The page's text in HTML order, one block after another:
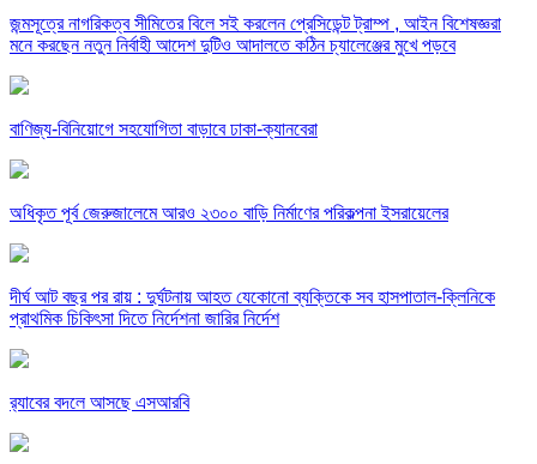
জন্মসূত্রে নাগরিকত্ব সীমিতের বিলে সই করলেন প্রেসিডেন্ট ট্রাম্প , আইন বিশেষজ্ঞরা
মনে করছেন নতুন নির্বাহী আদেশ দুটিও আদালতে কঠিন চ্যালেঞ্জের মুখে পড়বে
বাণিজ্য-বিনিয়োগে সহযোগিতা বাড়াবে ঢাকা-ক্যানবেরা
অধিকৃত পূর্ব জেরুজালেমে আরও ২৩০০ বাড়ি নির্মাণের পরিকল্পনা ইসরায়েলের
দীর্ঘ আট বছর পর রায় : দুর্ঘটনায় আহত যেকোনো ব্যক্তিকে সব হাসপাতাল-ক্লিনিকে
প্রাথমিক চিকিৎসা দিতে নির্দেশনা জারির নির্দেশ
র‍্যাবের বদলে আসছে এসআরবি